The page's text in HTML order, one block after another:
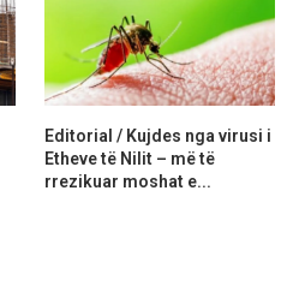
Editorial / Kujdes nga virusi i
Etheve të Nilit – më të
rrezikuar moshat e...